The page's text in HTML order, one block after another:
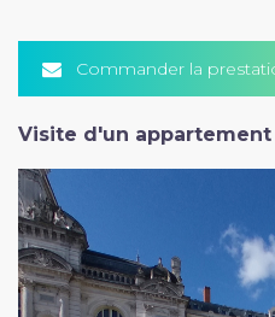
Commander la
Visite d'un appartement